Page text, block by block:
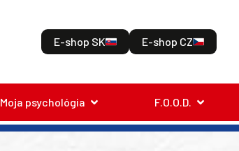
E-shop SK E-shop CZ
Moja psychológia F.O.O.D.